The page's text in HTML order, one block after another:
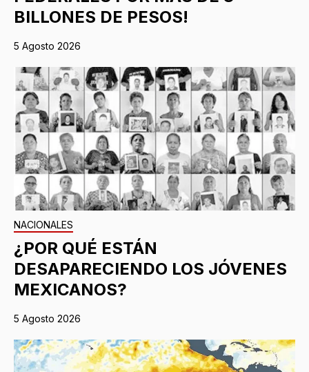
BILLONES DE PESOS!
5 Agosto 2026
NACIONALES
¿POR QUÉ ESTÁN
DESAPARECIENDO LOS JÓVENES
MEXICANOS?
5 Agosto 2026